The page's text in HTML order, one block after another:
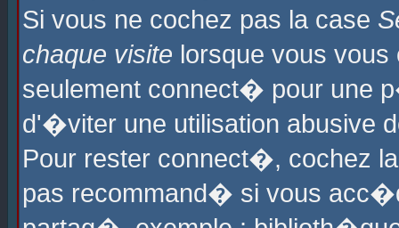
Si vous ne cochez pas la case
chaque visite lorsque vous
seulement connect� pour une
d'�viter une utilisation abusive
Pour rester connect�, cochez
pas recommand� si vous